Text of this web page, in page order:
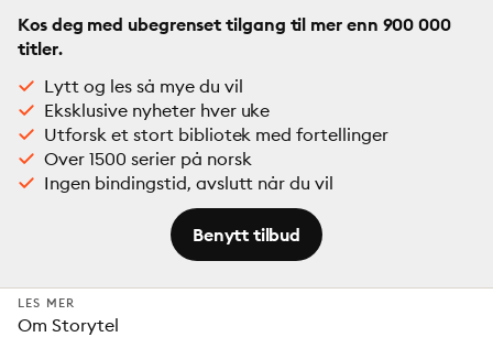
Kos deg med ubegrenset tilgang til mer enn 900 000
titler.
Lytt og les så mye du vil
Eksklusive nyheter hver uke
Utforsk et stort bibliotek med fortellinger
Over 1500 serier på norsk
Ingen bindingstid, avslutt når du vil
Benytt tilbud
LES MER
Om Storytel